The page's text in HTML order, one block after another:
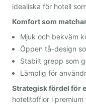
idealiska för hotell
Komfort som
Mjuk och bekväm
Öppen tå-design
Stabilt grepp som
Lämplig för
Strategisk fördel för
hotelltofflor i